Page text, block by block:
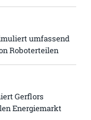
umfassend
Roboterteilen
Gerflors
Energiemarkt